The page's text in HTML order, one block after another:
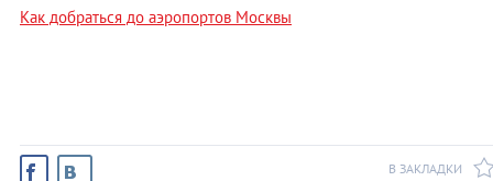
Как добраться до аэропортов Москвы
В ЗАКЛАДКИ